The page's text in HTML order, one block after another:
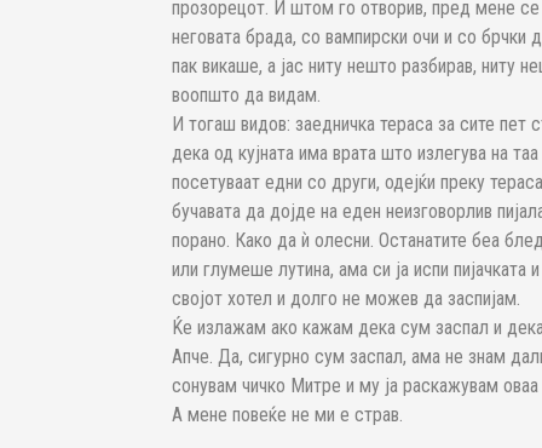
прозорецот. И штом го отворив, пред мене
неговата брада, со вампирски очи и со брчки
пак викаше, а јас ниту нешто разбирав,
воопшто да видам.
И тогаш видов: заедничка тераса за сите
дека од кујната има врата што излегува на
посетуваат едни со други, одејќи преку
бучавата да дојде на еден неизговорлив
порано. Како да ѝ олесни. Останатите беа
или глумеше лутина, ама си ја испи
својот хотел и долго не можев да заспијам.
Ќе излажам ако кажам дека сум заспал и
Апче. Да, сигурно сум заспал, ама не знам
сонувам чичко Митре и му ја раскажувам
А мене повеќе не ми е страв.